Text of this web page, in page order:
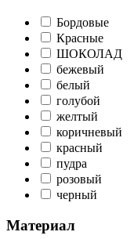
Бордовые
Красные
ШОКОЛАД
бежевый
белый
голубой
желтый
коричневый
красный
пудра
розовый
черный
Материал